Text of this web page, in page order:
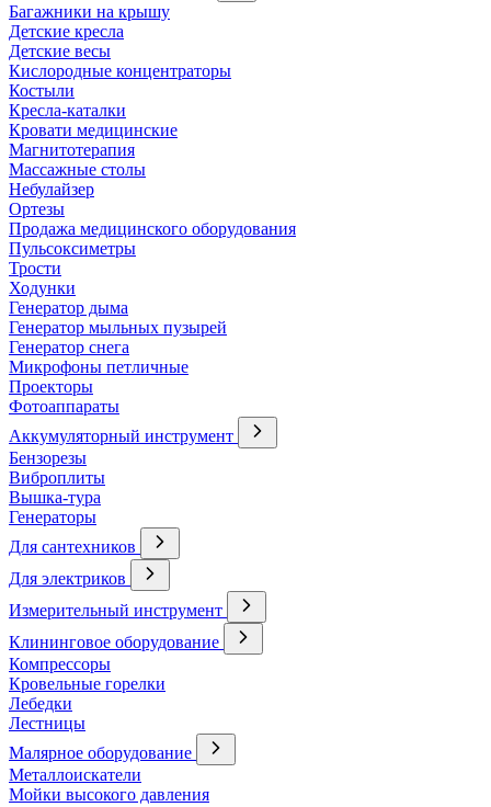
Багажники на крышу
Детские кресла
Детские весы
Кислородные концентраторы
Костыли
Кресла-каталки
Кровати медицинские
Магнитотерапия
Массажные столы
Небулайзер
Ортезы
Продажа медицинского оборудования
Пульсоксиметры
Трости
Ходунки
Генератор дыма
Генератор мыльных пузырей
Генератор снега
Микрофоны петличные
Проекторы
Фотоаппараты
Аккумуляторный инструмент
Бензорезы
Виброплиты
Вышка-тура
Генераторы
Для сантехников
Для электриков
Измерительный инструмент
Клининговое оборудование
Компрессоры
Кровельные горелки
Лебедки
Лестницы
Малярное оборудование
Металлоискатели
Мойки высокого давления